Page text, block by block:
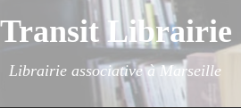
Transit Librairie
Librairie associative à Marseille